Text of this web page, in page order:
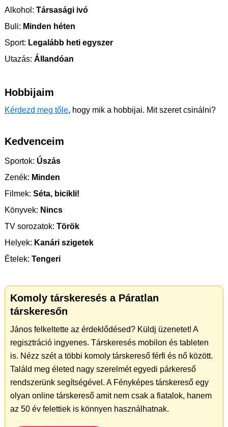
Alkohol: Társasági ivó
Buli: Minden héten
Sport: Legalább heti egyszer
Utazás: Állandóan
Hobbijaim
Kérdezd meg tőle, hogy mik a hobbijai. Mit szeret csinálni?
Kedvenceim
Sportok: Úszás
Zenék: Minden
Filmek: Séta, bicikli!
Könyvek: Nincs
TV sorozatok: Török
Helyek: Kanári szigetek
Ételek: Tengeri
Komoly társkeresés a Páratlan
társkeresőn
János felkeltette az érdeklődésed? Küldj üzenetet! A
regisztráció ingyenes. Társkeresés mobilon és tableten
is. Nézz szét a többi komoly társkereső férfi és nő között.
Találd meg életed nagy szerelmét egyedi párkereső
rendszerünk segítségével. A Fényképes társkereső egy
olyan online társkereső amit nem csak a fiatalok, hanem
az 50 év felettiek is könnyen használhatnak.